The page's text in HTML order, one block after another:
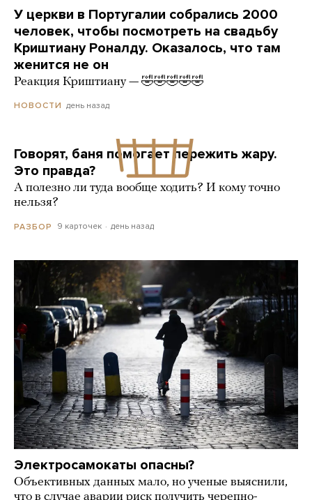
У церкви в Португалии собрались 2000
человек, чтобы посмотреть на свадьбу
Криштиану Роналду. Оказалось, что там
женится не он
Реакция Криштиану — 🤣🤣🤣🤣🤣
НОВОСТИ день назад
Говорят, баня помогает пережить жару.
Это правда?
А полезно ли туда вообще ходить? И кому точно
нельзя?
РАЗБОР 9 карточек день назад
Электросамокаты опасны?
Объективных данных мало, но ученые выяснили,
что в случае аварии риск получить черепно-